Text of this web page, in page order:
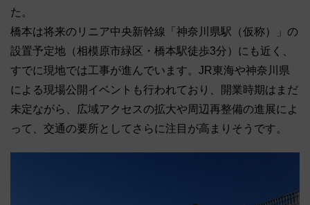
た。
橋本は将来のリニア中央新幹線「神奈川県駅（仮称）」の
設置予定地（相模原市緑区・橋本駅徒歩3分）にも近く、
すでに現地では工事が進んでいます。JR東海や神奈川県
による現場公開イベントも行われており、開業時期はまだ
未定ながら、広域アクセスの拡大や周辺再整備の進展によ
って、交通の要所としてさらに注目が高まりそうです。